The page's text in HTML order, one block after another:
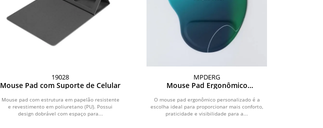
19028
Mouse Pad com Suporte de Celular
Mouse pad com estrutura em papelão resistente
e revestimento em poliuretano (PU). Possui
design dobrável com espaço para...
MPDERG
Mouse Pad Ergonômico
O mouse pad ergonômico personalizado é a
escolha ideal para proporcionar mais conforto,
praticidade e visibilidade para a...